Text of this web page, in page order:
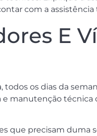
com a
E
os dias da
e manutenção
que precisam duma